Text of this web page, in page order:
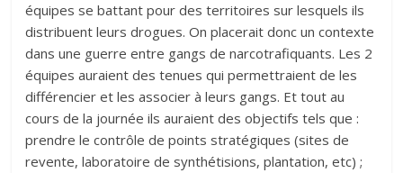
équipes se battant pour des territoires sur lesquels ils
distribuent leurs drogues. On placerait donc un contexte
dans une guerre entre gangs de narcotrafiquants. Les 2
équipes auraient des tenues qui permettraient de les
différencier et les associer à leurs gangs. Et tout au
cours de la journée ils auraient des objectifs tels que :
prendre le contrôle de points stratégiques (sites de
revente, laboratoire de synthétisions, plantation, etc) ;